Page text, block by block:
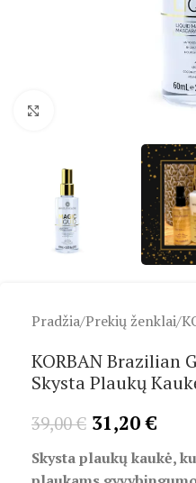
Spustelėkite, kad
Pradžia/Prekių ženklai/
KORBAN Brazilian
Skysta Plaukų
39,00€ 31,20€
Skysta plaukų kaukė,